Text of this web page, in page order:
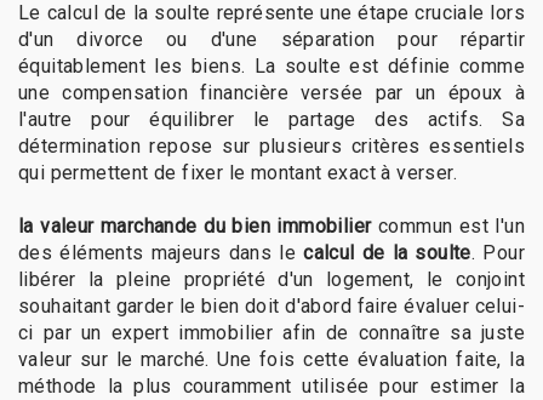
Le calcul de la soulte représente une étape cruciale lors
d'un divorce ou d'une séparation pour répartir
équitablement les biens. La soulte est définie comme
une compensation financière versée par un époux à
l'autre pour équilibrer le partage des actifs. Sa
détermination repose sur plusieurs critères essentiels
qui permettent de fixer le montant exact à verser.
la valeur marchande du bien immobiliercommun est l'un
des éléments majeurs dans lecalcul de la soulte. Pour
libérer la pleine propriété d'un logement, le conjoint
souhaitant garder le bien doit d'abord faire évaluer celui-
ci par un expert immobilier afin de connaître sa juste
valeur sur le marché. Une fois cette évaluation faite, la
méthode la plus couramment utilisée pour estimer la